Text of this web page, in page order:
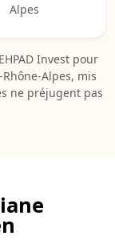
Alpes
Invest pour
Alpes, mis
ne préjugent pas